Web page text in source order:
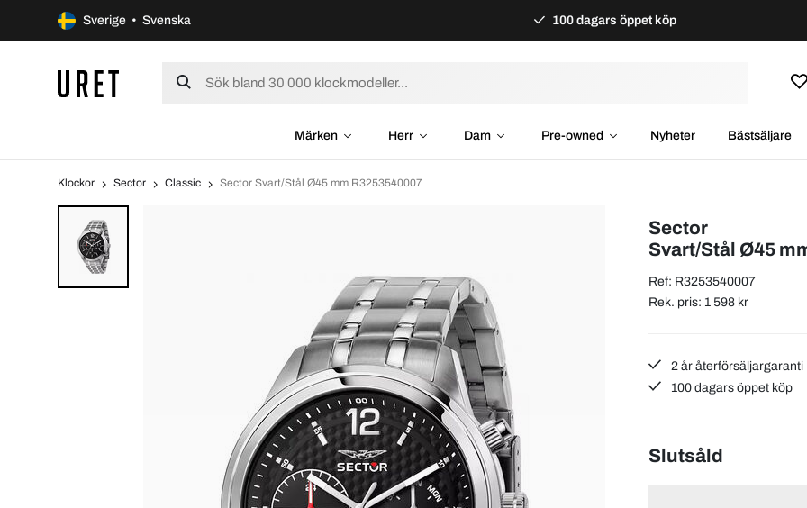
Sverige • Svenska 100 dagars öppet köp
Märken Herr Dam Pre-owned Nyheter Bästsäljare
Klockor Sector Classic Sector Svart/Stål Ø45 mm R3253540007
Sector
Svart/Stål Ø45
Ref: R3253540007
Rek. pris: 1 598 kr
2 år återförsäljargaranti
100 dagars öppet köp
Slutsåld